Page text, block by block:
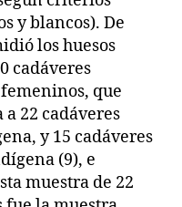
y blancos). De
los huesos
cadáveres
que
22 cadáveres
y 15 cadáveres
(9), e
muestra de 22